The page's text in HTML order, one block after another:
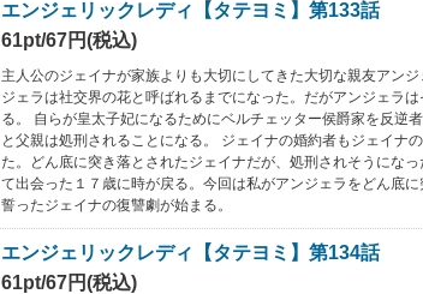
エンジェリックレディ【タテヨミ】第133話
61pt/67円(税込)
主人公のジェイナが家族よりも大切にしてきた大切な親友アン
ジェラは社交界の花と呼ばれるまでになった。だがアンジェラ
る。 自らが皇太子妃になるためにベルチェッター侯爵家を反逆
と父親は処刑されることになる。 ジェイナの婚約者もジェイナ
た。どん底に突き落とされたジェイナだが、処刑されそうにな
て出会った１７歳に時が戻る。今回は私がアンジェラをどん底に
誓ったジェイナの復讐劇が始まる。
エンジェリックレディ【タテヨミ】第134話
61pt/67円(税込)